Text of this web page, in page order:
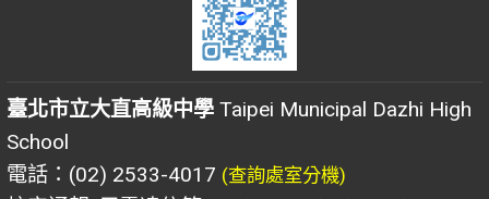
臺北市立大直高級中學 Taipei Municipal Dazhi High
School
電話：(02) 2533-4017 (查詢處室分機)